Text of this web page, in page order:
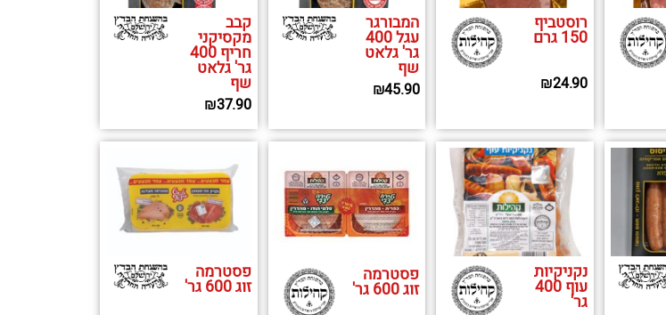
רוסטביף
150 גרם
₪24.90
המבורגר
עגל 400
גר' גלאט
שף
₪45.90
קבב
מקסיקני
חריף 400
גר' גלאט
שף
₪37.90
נקניקיות
עוף 400
גר'
פסטרמה
זוג 600 גר'
פסטרמה
זוג 600 גר'